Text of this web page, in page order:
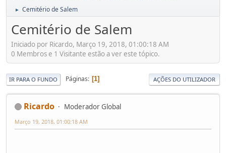
► Cemitério de Salem
Cemitério de Salem
Iniciado por Ricardo, Março 19, 2018, 01:00:18 AM
0 Membros e 1 Visitante estão a ver este tópico.
IR PARA O FUNDO Páginas 1 AÇÕES DO UTILIZADOR
Ricardo Moderador Global
Março 19, 2018, 01:00:18 AM